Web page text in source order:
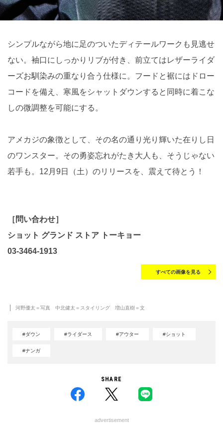
シンプルながら地に足のついたディテールワークも見逃せ
ない。袖口にしっかりリブが付き、前立てはレザーライダ
ーズお馴染みの重なり合う仕様に。フードと裾にはドロー
コードを備え、寒風をシャットダウンすると同時に着こな
しの微調整を可能にする。
アメカジの象徴として、その名の通り光り輝いた在りし日
のワンスター。その勇姿忘れがたき大人も、そうじゃない
若手も。12月9日（土）のリリースを、震えて待とう！
［問い合わせ］
ショット グランド ストア トーキョー
03-3464-1913
すべての画像を見る
河野優太＝写真 中北健太＝スタイリング 増山直樹＝文
#ダウン #ライダース #アウター #ショット
#ナンガ
SHARE
advertisement